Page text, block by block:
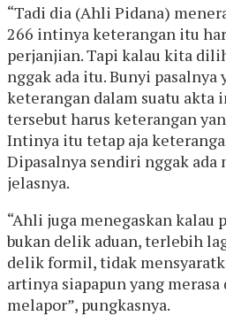
“Tadi dia (Ahli Pidana)
266 intinya keterangan itu
perjanjian. Tapi kalau kita
nggak ada itu. Bunyi pasalnya
keterangan dalam suatu akta
tersebut harus keterangan
Intinya itu tetap aja
Dipasalnya sendiri nggak ada
jelasnya.
“Ahli juga menegaskan kalau
bukan delik aduan, terlebih
delik formil, tidak
artinya siapapun yang
melapor”, pungkasnya.